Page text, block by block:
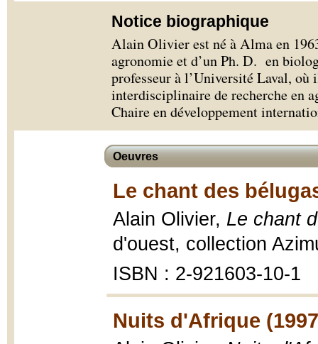
Notice biographique
Alain Olivier est né à Alma en
agronomie et d’un Ph. D. en
professeur à l’Université Laval,
interdisciplinaire de recherche en
Chaire en développement
Oeuvres
Le chant des
Alain Olivier, Le chant
d'ouest, collection
ISBN : 2-921603-10-1
Nuits d'Afrique